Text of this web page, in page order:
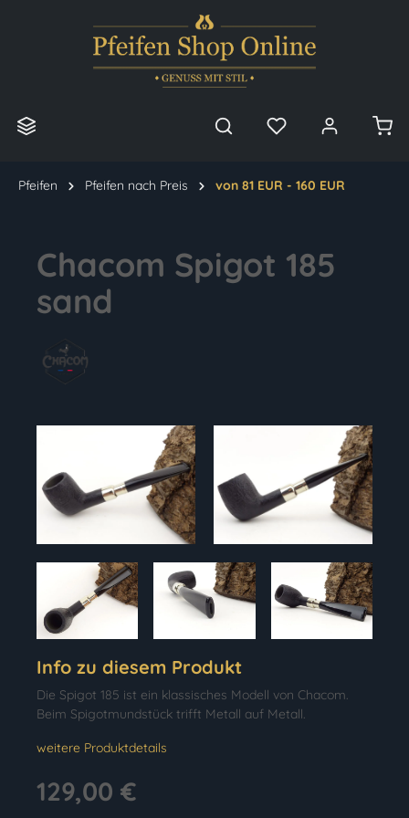
Pfeifen Pfeifen nach Preis von 81 EUR - 160 EUR
Chacom Spigot 185
sand
Info zu diesem Produkt
Die Spigot 185 ist ein klassisches Modell von Chacom.
Beim Spigotmundstück trifft Metall auf Metall.
weitere Produktdetails
129,00 €